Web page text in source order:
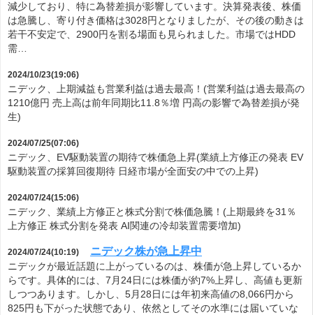
減少しており、特に為替差損が影響しています。決算発表後、株価
は急騰し、寄り付き価格は3028円となりましたが、その後の動きは
若干不安定で、2900円を割る場面も見られました。市場ではHDD
需…
2024/10/23(19:06)
ニデック、上期減益も営業利益は過去最高！(営業利益は過去最高の
1210億円 売上高は前年同期比11.8％増 円高の影響で為替差損が発
生)
2024/07/25(07:06)
ニデック、EV駆動装置の期待で株価急上昇(業績上方修正の発表 EV
駆動装置の採算回復期待 日経市場が全面安の中での上昇)
2024/07/24(15:06)
ニデック、業績上方修正と株式分割で株価急騰！(上期最終を31％
上方修正 株式分割を発表 AI関連の冷却装置需要増加)
2024/07/24(10:19) ニデック株が急上昇中
ニデックが最近話題に上がっているのは、株価が急上昇しているか
らです。具体的には、7月24日には株価が約7%上昇し、高値も更新
しつつあります。しかし、5月28日には年初来高値の8,066円から
825円も下がった状態であり、依然としてその水準には届いていな